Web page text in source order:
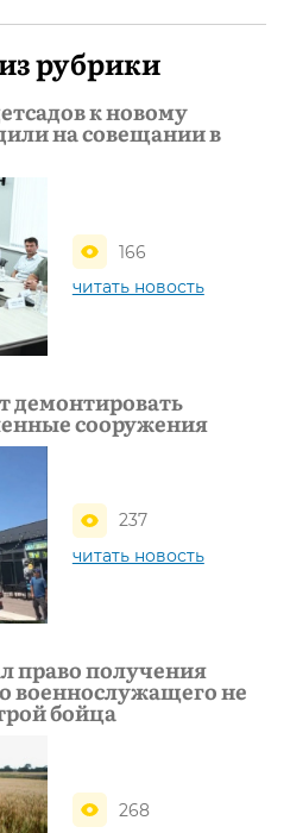
рубрики
к новому
на совещании в
166
читать новость
демонтировать
сооружения
237
читать новость
право получения
военнослужащего не
бойца
268